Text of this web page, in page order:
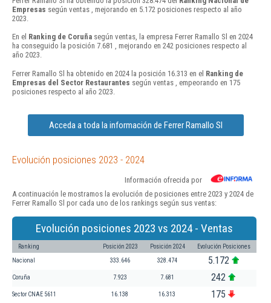
Empresas según ventas , mejorando en 5.172 posiciones respecto al año
2023.
En el Ranking de Coruña según ventas, la empresa Ferrer Ramallo Sl en 2024
ha conseguido la posición 7.681 , mejorando en 242 posiciones respecto al
año 2023.
Ferrer Ramallo Sl ha obtenido en 2024 la posición 16.313 en el Ranking de
Empresas del Sector Restaurantes según ventas , empeorando en 175
posiciones respecto al año 2023.
Acceda a toda la información de Ferrer Ramallo Sl
Evolución posiciones 2023 - 2024
Información ofrecida por
A continuación le mostramos la evolución de posiciones entre 2023 y 2024 de
Ferrer Ramallo Sl por cada uno de los rankings según sus ventas:
Evolución posiciones 2023 vs 2024 - Ventas
Ranking Posición 2023 Posición 2024 Evolución Posiciones
Nacional 333.646 328.474 5.172
Coruña 7.923 7.681 242
Sector CNAE 5611 16.138 16.313 175